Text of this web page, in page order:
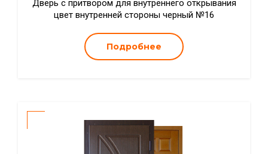
Дверь с притвором для внутреннего открывания
цвет внутренней стороны черный №16
Подробнее